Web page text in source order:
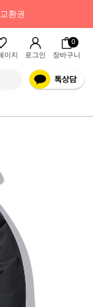
환권
이지 로그인
0
장바구니